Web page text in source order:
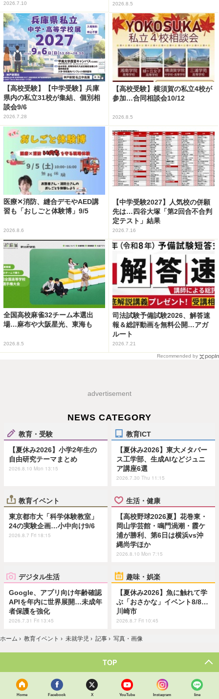
2026.7.10 2026.8.5
【高校受験】【中学受験】兵庫
県内の私立31校が集結、個別相
談会9/6
2026.7.28
【高校受験】横須賀の私立4校が
参加…合同相談会10/12
2026.8.5
医療✕消防、縫合デモやAED講
習も「おしごと体験博」9/5
2026.8.6
【中学受験2027】人気校の併願
先は…四谷大塚「第2回合不合判
定テスト」結果
2026.7.16
全国高校麻雀32チーム本選出
場…麻布や大阪星光、東海も
2026.8.5
司法試験予備試験2026、解答速
報＆総評動画を無料公開…アガ
ルート
2026.7.21
Recommended by
advertisement
NEWS CATEGORY
教育・受験
【夏休み2026】小学2年生の
自由研究テーマまとめ
2026.8.10 Mon 13:15
教育ICT
【夏休み2026】東大メタバー
ス工学部、生成AIなどジュニ
ア講座6選
2026.7.30 Thu 11:15
教育イベント
東京都市大「科学体験教室」
24の実験企画…小中向け9/6
2026.8.7 Fri 18:15
生活・健康
【高校野球2026夏】花巻東・
岡山学芸館・鳴門渦潮・霞ケ
浦が勝利、第6日は横浜vs沖
縄尚学ほか
2026.8.10 Mon 7:15
デジタル生活
Google、アプリ向け年齢確認
APIを年内に世界展開…未成年
者保護を強化
2026.7.31 Fri 13:45
趣味・娯楽
【夏休み2026】魚に触れて学
ぶ「おさかな」イベント8/8…
川崎市
2026.8.7 Fri 10:45
ホーム › 教育イベント › 未就学児 › 記事 › 写真・画像
TOP
Home Facebook X YouTube Instagram line